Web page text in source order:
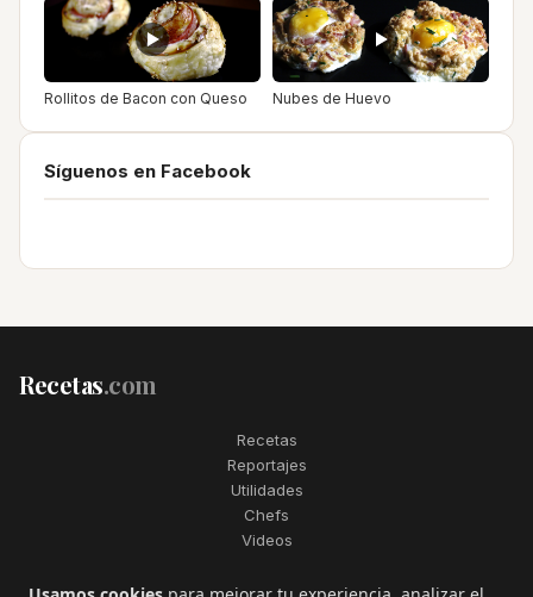
Rollitos de Bacon con Queso Nubes de Huevo
Síguenos en Facebook
Recetas.com
Recetas
Reportajes
Utilidades
Chefs
Videos
2006–2026. Todos los derechos reservados. Recetas.com es una